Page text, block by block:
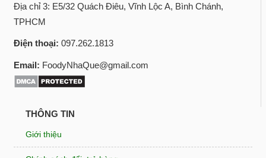
Địa chỉ 3: E5/32 Quách Điêu, Vĩnh Lộc A, Bình Chánh,
TPHCM
Điện thoại: 097.262.1813
Email: FoodyNhaQue@gmail.com
THÔNG TIN
Giới thiệu